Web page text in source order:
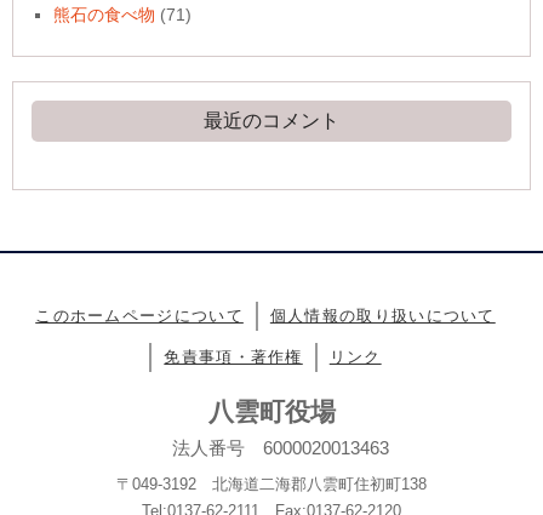
熊石の食べ物 (71)
最近のコメント
このホームページについて 個人情報の取り扱いについて
免責事項・著作権 リンク
八雲町役場
法人番号 6000020013463
〒049-3192 北海道二海郡八雲町住初町138
Tel:0137-62-2111 Fax:0137-62-2120